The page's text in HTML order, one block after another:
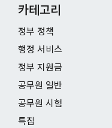
카테고리
정부 정책
행정 서비스
정부 지원금
공무원 일반
공무원 시험
특집